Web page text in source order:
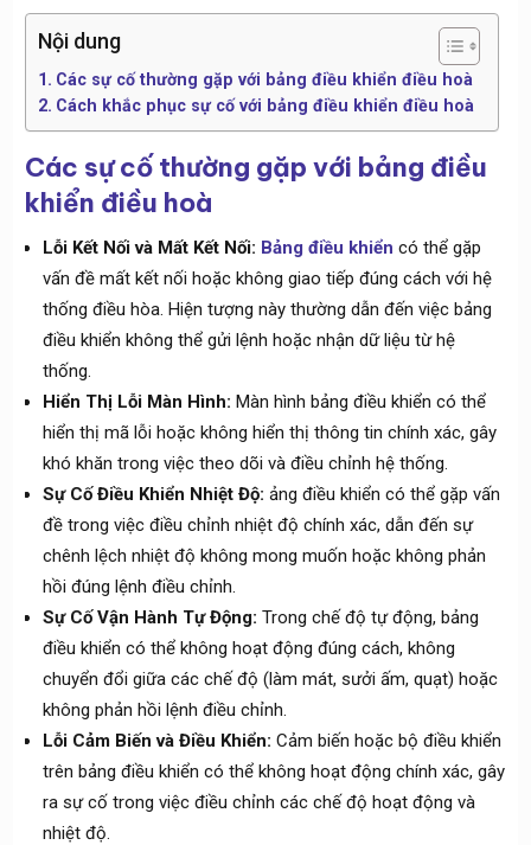
Nội dung
Các sự cố thường gặp với bảng điều khiển điều hoà
Cách khắc phục sự cố với bảng điều khiển điều hoà
Các sự cố thường gặp với bảng điều
khiển điều hoà
Lỗi Kết Nối và Mất Kết Nối: Bảng điều khiển có thể gặp
vấn đề mất kết nối hoặc không giao tiếp đúng cách với hệ
thống điều hòa. Hiện tượng này thường dẫn đến việc bảng
điều khiển không thể gửi lệnh hoặc nhận dữ liệu từ hệ
thống.
Hiển Thị Lỗi Màn Hình:Màn hình bảng điều khiển có thể
hiển thị mã lỗi hoặc không hiển thị thông tin chính xác, gây
khó khăn trong việc theo dõi và điều chỉnh hệ thống.
Sự Cố Điều Khiển Nhiệt Độ: ảng điều khiển có thể gặp vấn
đề trong việc điều chỉnh nhiệt độ chính xác, dẫn đến sự
chênh lệch nhiệt độ không mong muốn hoặc không phản
hồi đúng lệnh điều chỉnh.
Sự Cố Vận Hành Tự Động: Trong chế độ tự động, bảng
điều khiển có thể không hoạt động đúng cách, không
chuyển đổi giữa các chế độ (làm mát, sưởi ấm, quạt) hoặc
không phản hồi lệnh điều chỉnh.
Lỗi Cảm Biến và Điều Khiển: Cảm biến hoặc bộ điều khiển
trên bảng điều khiển có thể không hoạt động chính xác, gây
ra sự cố trong việc điều chỉnh các chế độ hoạt động và
nhiệt độ.